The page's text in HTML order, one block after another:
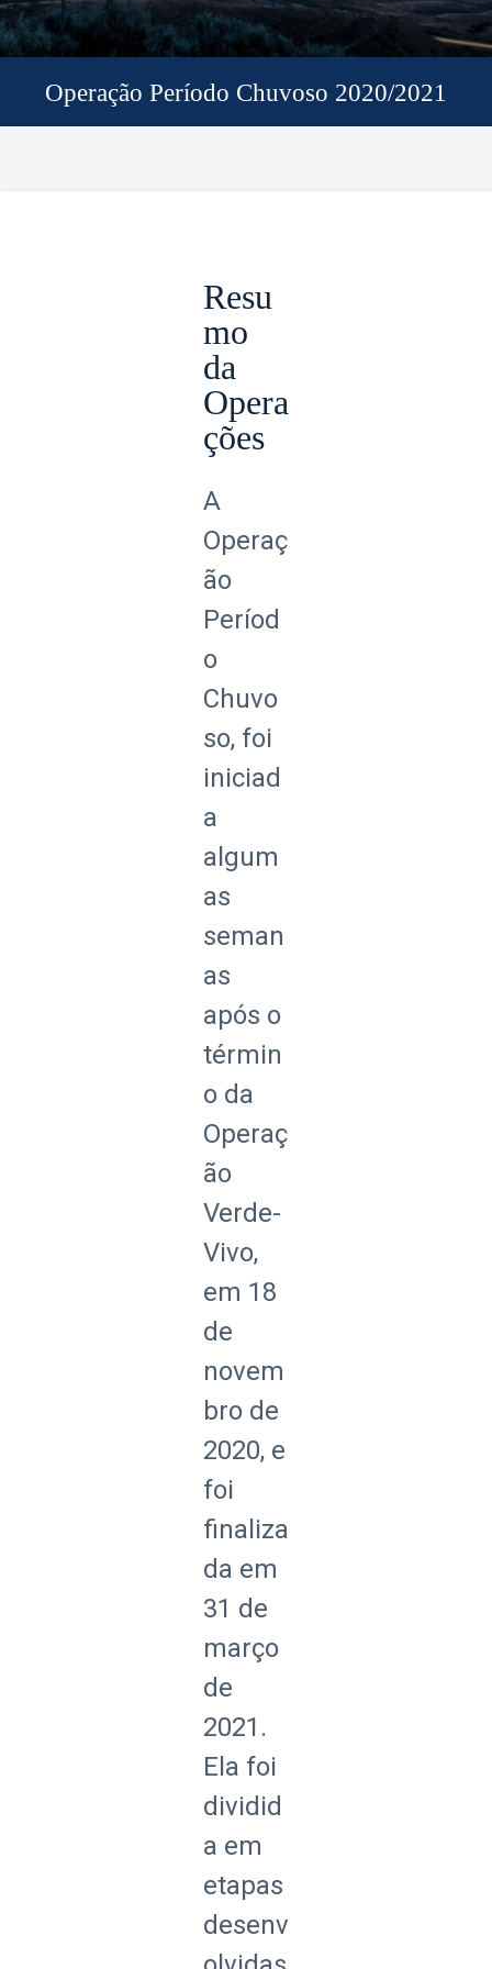
Operação Período Chuvoso 2020/2021
Resu
mo
da
Opera
ções
A
Operaç
ão
Períod
o
Chuvo
so, foi
iniciad
a
algum
as
seman
as
após o
términ
o da
Operaç
ão
Verde-
Vivo,
em 18
de
novem
bro de
2020, e
foi
finaliza
da em
31 de
março
de
2021.
Ela foi
dividid
a em
etapas
desenv